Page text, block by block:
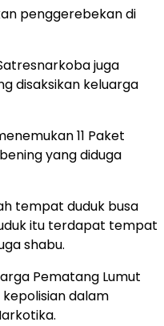
penggerebekan di
juga
disaksikan keluarga
11 Paket
yang diduga
tempat duduk busa
itu terdapat tempat
shabu.
Pematang Lumut
dalam